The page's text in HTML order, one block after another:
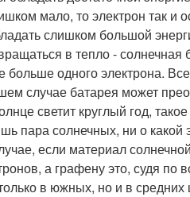
мало, то электрон так и
слишком большой
в тепло -
одного электрона.
случае батарея может
светит круглый год,
пара солнечных, ни о какой
если материал
а графену это, судя по
в южных, но и в